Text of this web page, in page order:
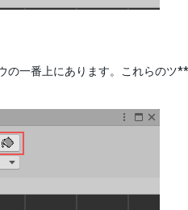
の一番上にあります。これらのツ